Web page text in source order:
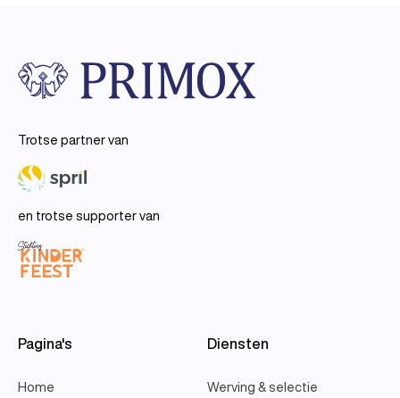
Trotse partner van
en trotse supporter van
Pagina's
Home
Diensten
Werving & selectie